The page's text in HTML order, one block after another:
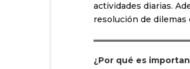
actividades diarias.
resolución de dilemas
¿Por qué es